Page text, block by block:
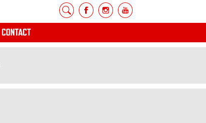
CONTACT